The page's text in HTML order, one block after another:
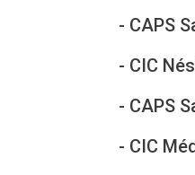
- CAPS
- CIC
- CAPS
- CIC